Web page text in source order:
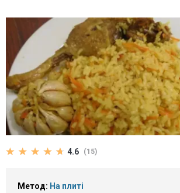
4.6 (15)
Метод: На плиті